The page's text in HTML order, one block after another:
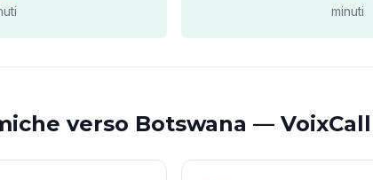
minuti
verso Botswana — VoixCall